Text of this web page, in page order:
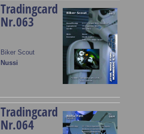
Tradingcard
Nr.063
Biker Scout
Nussi
Tradingcard
Nr.064